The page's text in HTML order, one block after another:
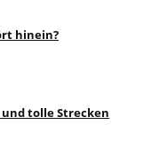
hinein?
tolle Strecken